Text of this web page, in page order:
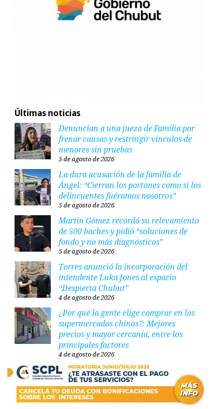
Últimas noticias
Denuncian a una jueza de Familia por
frenar causas y restringir vínculos de
menores sin pruebas
5 de agosto de 2026
La dura acusación de la familia de
Ángel: “Cierran los portones como si los
delincuentes fuéramos nosotros”
5 de agosto de 2026
Martín Gómez recordó su relevamiento
de 500 baches y pidió “soluciones de
fondo y no más diagnósticos”
5 de agosto de 2026
Torres anunció la incorporación del
intendente Luka Jones al espacio
“Despierta Chubut”
4 de agosto de 2026
¿Por qué la gente elige comprar en los
supermercados chinos?: Mejores
precios y mayor cercanía, entre los
principales factores
4 de agosto de 2026